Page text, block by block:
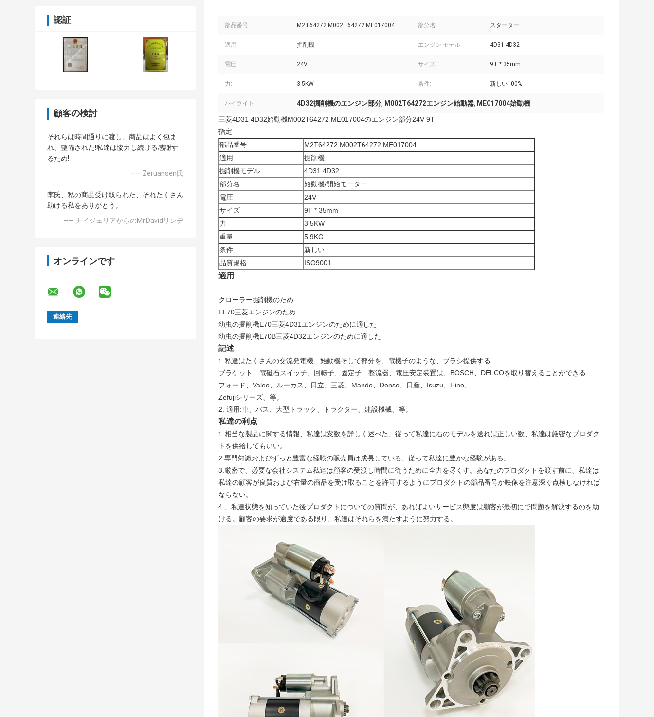
認証
顧客の検討
それらは時間通りに渡し、商品はよく包ま
れ、整備された!私達は協力し続ける感謝す
るため!
—— Zeruansen氏
李氏、私の商品受け取られた、それたくさん
助ける私をありがとう。
—— ナイジェリアからのMr.Davidリンデ
オンラインです
部品番号: M2T64272 M002T64272 ME017004 部分名: スターター
適用: 掘削機 エンジン モデル: 4D31 4D32
電圧: 24V サイズ: 9T * 35mm
力: 3.5KW 条件: 新しい100%
ハイライト: 4D32掘削機のエンジン部分, M002T64272エンジン始動器, ME017004始動機
三菱4D31 4D32始動機M002T64272 ME017004のエンジン部分24V 9T
指定
部品番号
M2T64272 M002T64272 ME017004
適用
掘削機
掘削機モデル
4D31 4D32
部分名
始動機/開始モーター
電圧
24V
サイズ
9T * 35mm
力
3.5KW
重量
5.9KG
条件
新しい
品質規格
ISO9001
適用
クローラー掘削機のため
EL70三菱エンジンのため
幼虫の掘削機E70三菱4D31エンジンのために適した
幼虫の掘削機E70B三菱4D32エンジンのために適した
記述
1. 私達はたくさんの交流発電機、始動機そして部分を、電機子のような、ブラシ提供する
ブラケット、電磁石スイッチ、回転子、固定子、整流器、電圧安定装置は、BOSCH、DELCOを取り替えることができる
フォード、Valeo、ルーカス、日立、三菱、Mando、Denso、日産、Isuzu、Hino、
Zefujiシリーズ、等。
2. 適用:車、バス、大型トラック、トラクター、建設機械、等。
私達の利点
1. 相当な製品に関する情報、私達は変数を詳しく述べた、従って私達に右のモデルを送れば正しい数、私達は厳密なプロダク
トを供給してもいい。
2.専門知識およびずっと豊富な経験の販売員は成長している、従って私達に豊かな経験がある。
3.厳密で、必要な会社システム私達は顧客の受渡し時間に従うために全力を尽くす。あなたのプロダクトを渡す前に、私達は
私達の顧客が良質および右量の商品を受け取ることを許可するようにプロダクトの部品番号か映像を注意深く点検しなければ
ならない。
4.、私達状態を知っていた後プロダクトについての質問が、あればよいサービス態度は顧客が最初にで問題を解決するのを助
ける。顧客の要求が適度である限り、私達はそれらを満たすように努力する。